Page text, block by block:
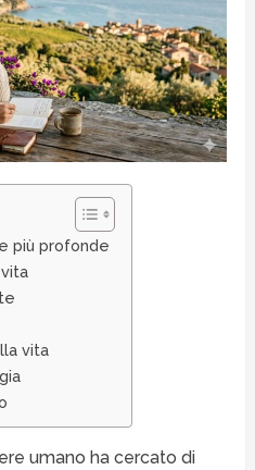
più profonde
vita
umano ha cercato di